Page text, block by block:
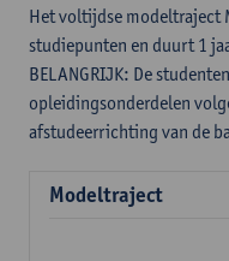
Het voltijdse modeltraject
studiepunten en duurt 1
BELANGRIJK: De
opleidingsonderdelen
afstudeerrichting van de
Modeltraject